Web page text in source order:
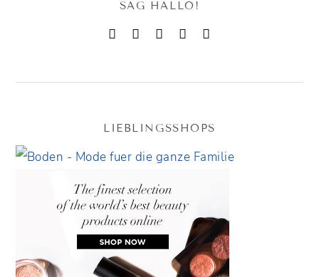
SAG HALLO!
LIEBLINGSSHOPS